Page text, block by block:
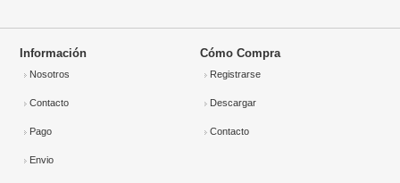
Información
Nosotros
Contacto
Pago
Envio
Cómo Compra
Registrarse
Descargar
Contacto